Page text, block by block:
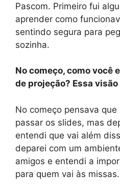
Pascom. Primeiro fui
aprender como
sentindo segura para
sozinha.
No começo, como você
de projeção? Essa
No começo pensava
passar os slides, mas
entendi que vai além
deparei com um
amigos e entendi a
para quem vai às missas.